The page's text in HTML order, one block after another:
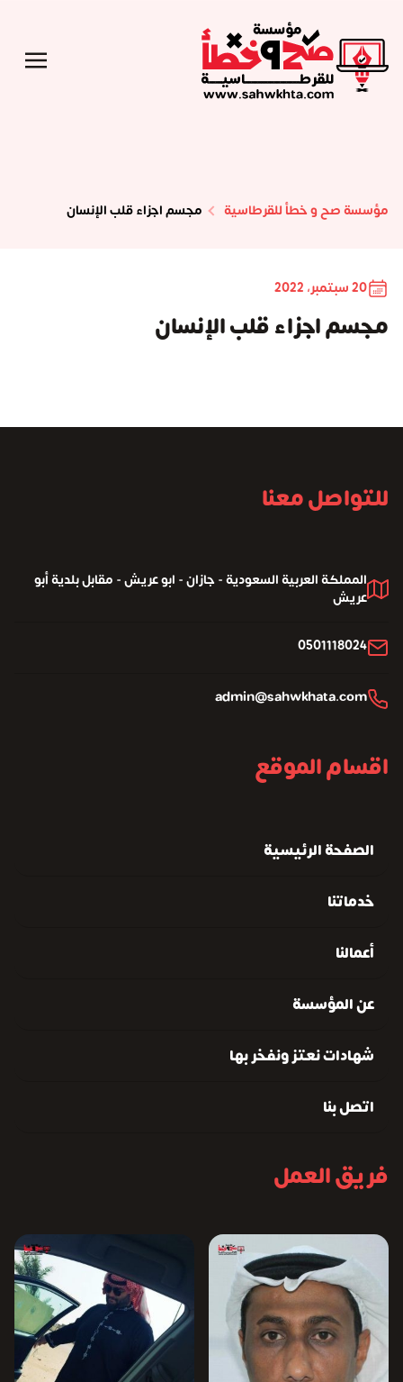
مؤسسة صح و خطأ للقرطاسية مجسم اجزاء قلب الإنسان
20 سبتمبر، 2022
مجسم اجزاء قلب الإنسان
للتواصل معنا
المملكة العربية السعودية - جازان - ابو عريش - مقابل بلدية أبو
عريش
0501118024
admin@sahwkhata.com
اقسام الموقع
الصفحة الرئيسية
خدماتنا
أعمالنا
عن المؤسسة
شهادات نعتز ونفخر بها
اتصل بنا
فريق العمل